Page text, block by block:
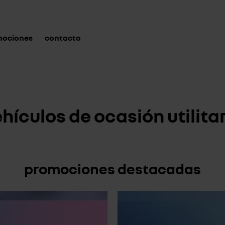
contacto
de ocasión
promociones destacadas